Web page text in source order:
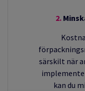
2.
särskilt när
kan du